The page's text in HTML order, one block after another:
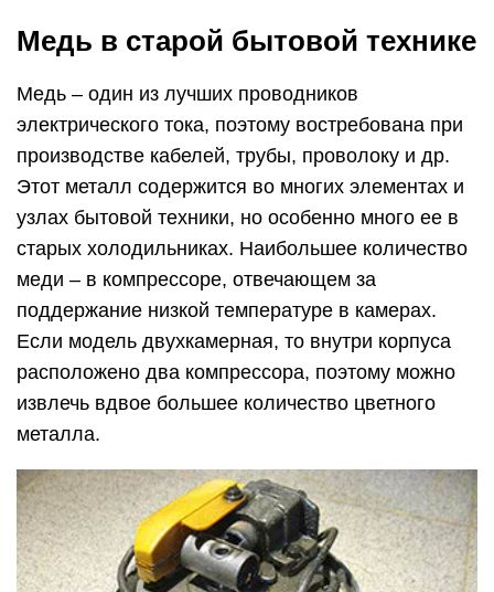
Медь в старой бытовой технике
Медь – один из лучших проводников
электрического тока, поэтому востребована при
производстве кабелей, трубы, проволоку и др.
Этот металл содержится во многих элементах и
узлах бытовой техники, но особенно много ее в
старых холодильниках. Наибольшее количество
меди – в компрессоре, отвечающем за
поддержание низкой температуре в камерах.
Если модель двухкамерная, то внутри корпуса
расположено два компрессора, поэтому можно
извлечь вдвое большее количество цветного
металла.